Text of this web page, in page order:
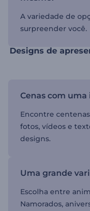
A variedade de
surpreender você.
Designs de
Cenas com
Encontre
fotos, vídeos e
designs.
Uma grande
Escolha entre
Namorados,